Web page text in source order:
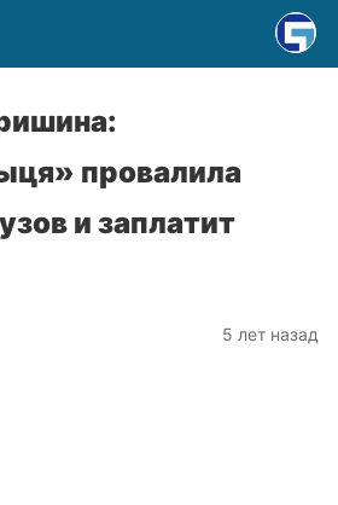
провалила
и заплатит
5 лет назад